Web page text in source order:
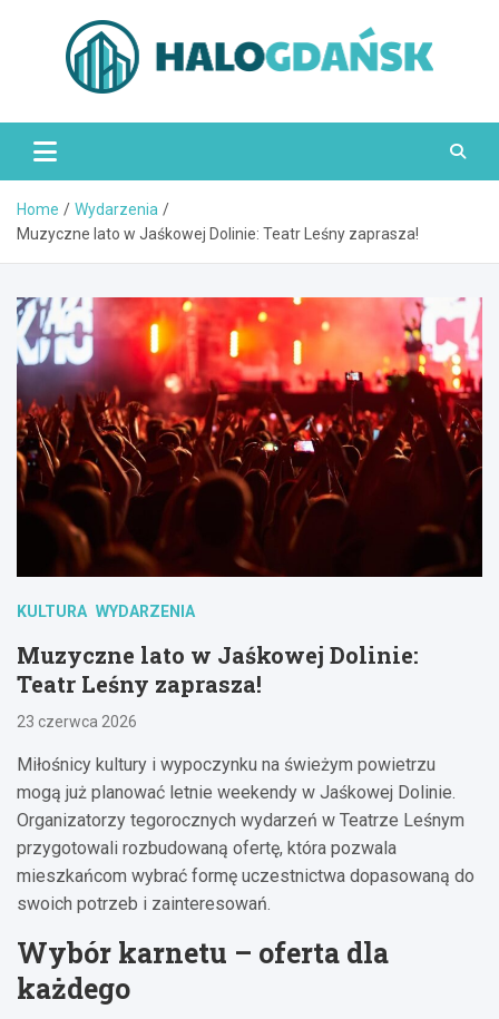
HaloGdańsk.pl
Home
Wydarzenia
Muzyczne lato w Jaśkowej Dolinie: Teatr Leśny zaprasza!
KULTURA WYDARZENIA
Muzyczne lato w Jaśkowej Dolinie:
Teatr Leśny zaprasza!
23 czerwca 2026
Miłośnicy kultury i wypoczynku na świeżym powietrzu
mogą już planować letnie weekendy w Jaśkowej Dolinie.
Organizatorzy tegorocznych wydarzeń w Teatrze Leśnym
przygotowali rozbudowaną ofertę, która pozwala
mieszkańcom wybrać formę uczestnictwa dopasowaną do
swoich potrzeb i zainteresowań.
Wybór karnetu – oferta dla
każdego